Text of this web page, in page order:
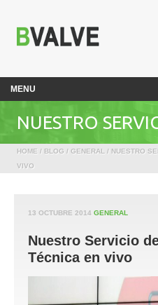
MENU
NUESTRO
TÉCNICA EN VIVO
HOME / BLOG / GENERAL
/ NUESTRO
VIVO
13 OCTUBRE 2014 GENERAL
Nuestro Servicio
Técnica en vivo